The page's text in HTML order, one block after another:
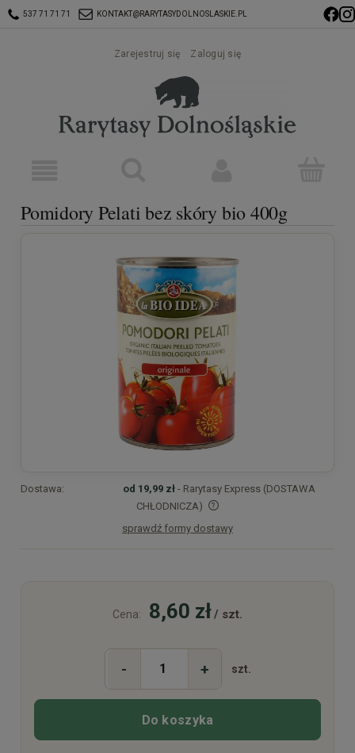
537 71 71 71 KONTAKT@RARYTASYDOLNOSLASKIE.PL
Zarejestruj się Zaloguj się
Pomidory Pelati bez skóry bio 400g
Dostawa: od 19,99 zł - Rarytasy Express (DOSTAWA
CHŁODNICZA)
Cena nie zawiera ewentualnych kosztów płatności
sprawdź formy dostawy
Cena: 8,60 zł/ szt.
- + szt.
Do koszyka